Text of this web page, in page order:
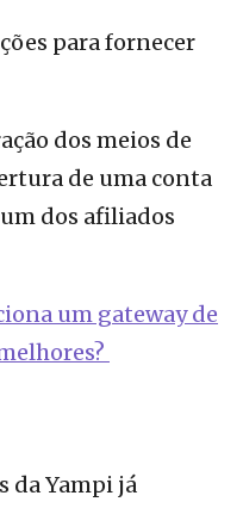
para fornecer
dos meios de
de uma conta
dos afiliados
um gateway de
da Yampi já